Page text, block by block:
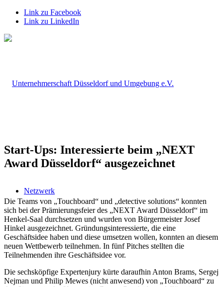
Link zu Facebook
Link zu LinkedIn
Netzwerk
Start-Ups: Interessierte beim „NEXT
Award Düsseldorf“ ausgezeichnet
Die Teams von „Touchboard“ und „detective solutions“ konnten
sich bei der Prämierungsfeier des „NEXT Award Düsseldorf“ im
Henkel-Saal durchsetzen und wurden von Bürgermeister Josef
Hinkel ausgezeichnet. Gründungsinteressierte, die eine
Geschäftsidee haben und diese umsetzen wollen, konnten an diesem
neuen Wettbewerb teilnehmen. In fünf Pitches stellten die
Teilnehmenden ihre Geschäftsidee vor.
Die sechsköpfige Expertenjury kürte daraufhin Anton Brams, Sergej
Nejman und Philip Mewes (nicht anwesend) von „Touchboard“ zu